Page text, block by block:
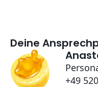
Deine
+49